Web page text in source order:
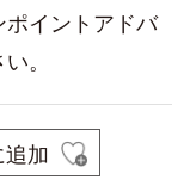
イントアドバ
。
加